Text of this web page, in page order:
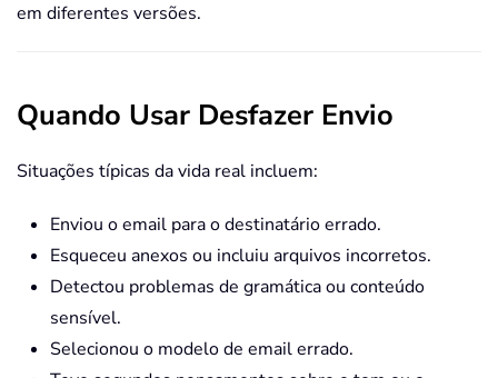
em diferentes versões.
Quando Usar Desfazer Envio
Situações típicas da vida real incluem:
Enviou o email para o destinatário errado.
Esqueceu anexos ou incluiu arquivos incorretos.
Detectou problemas de gramática ou conteúdo
sensível.
Selecionou o modelo de email errado.